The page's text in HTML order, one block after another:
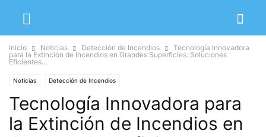
Inicio Noticias Detección de Incendios
Tecnología Innovadora
para la Extinción de Incendios en Grandes Superficies: Soluciones
Eficientes...
Noticias Detección de Incendios
Tecnología Innovadora para
la Extinción de Incendios en